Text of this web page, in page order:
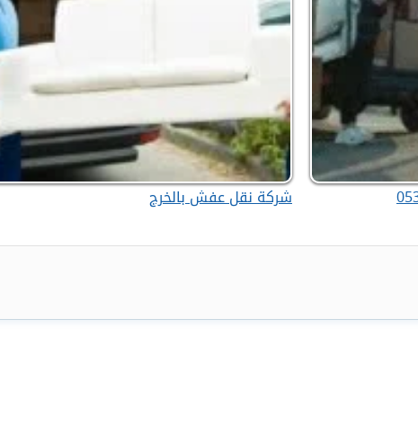
شركة نقل عفش بالخرج